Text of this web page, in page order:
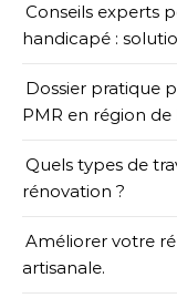
Conseils experts
handicapé :
Dossier pratique
PMR en région
Quels types de
rénovation ?
Améliorer votre
artisanale.